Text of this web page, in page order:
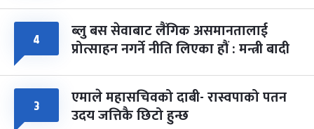
४ ब्लु बस सेवाबाट लैंगिक असमानतालाई
प्रोत्साहन नगर्ने नीति लिएका हौं : मन्त्री बादी
३ एमाले महासचिवको दाबी- रास्वपाको पतन
उदय जत्तिकै छिटो हुन्छ